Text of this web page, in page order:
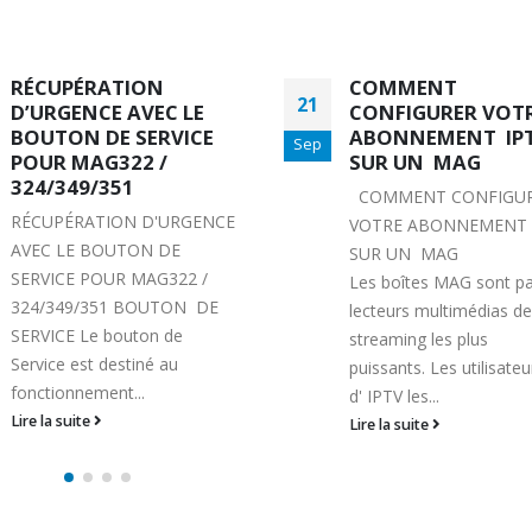
COMMENT
CONFIGURER VOTRE
ABONNEMENT IPTV
SUR UN MAG
COMMENT CONFIGURER
VOTRE ABONNEMENT IPTV
SUR UN MAG
Les boîtes MAG sont parmi les
lecteurs multimédias de
streaming les plus
puissants. Les utilisateurs
d' IPTV les...
Lire la suite
11
Sep
MAG351
MAG351 PRODUCTION
ARRETEE RUPTURE
MAG351 / 352 est un
décodeur IPTV / OTT
Lire la suite